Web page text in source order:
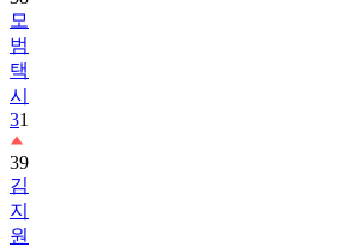
모
범
택
시
31
39
김
지
원